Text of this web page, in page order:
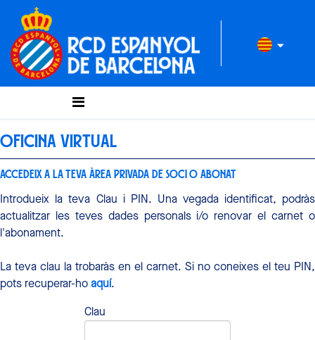
OFICINA VIRTUAL
ACCEDEIX A LA TEVA ÀREA PRIVADA DE SOCI O ABONAT
Introdueix la teva Clau i PIN. Una vegada identificat, podràs
actualitzar les teves dades personals i/o renovar el carnet o
l'abonament.
La teva clau la trobaràs en el carnet. Si no coneixes el teu PIN,
pots recuperar-hoaquí.
Clau